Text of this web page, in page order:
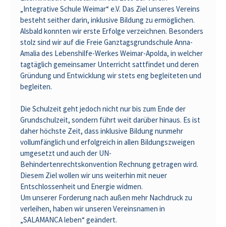
„Integrative Schule Weimar“ e.V. Das Ziel unseres Vereins
besteht seither darin, inklusive Bildung zu ermöglichen.
Alsbald konnten wir erste Erfolge verzeichnen. Besonders
stolz sind wir auf die Freie Ganztagsgrundschule Anna-
Amalia des Lebenshilfe-Werkes Weimar-Apolda, in welcher
tagtäglich gemeinsamer Unterricht sattfindet und deren
Gründung und Entwicklung wir stets eng begleiteten und
begleiten.
Die Schulzeit geht jedoch nicht nur bis zum Ende der
Grundschulzeit, sondern führt weit darüber hinaus. Es ist
daher höchste Zeit, dass inklusive Bildung nunmehr
vollumfänglich und erfolgreich in allen Bildungszweigen
umgesetzt und auch der UN-
Behindertenrechtskonvention Rechnung getragen wird.
Diesem Ziel wollen wir uns weiterhin mit neuer
Entschlossenheit und Energie widmen.
Um unserer Forderung nach außen mehr Nachdruck zu
verleihen, haben wir unseren Vereinsnamen in
„SALAMANCA leben“ geändert.